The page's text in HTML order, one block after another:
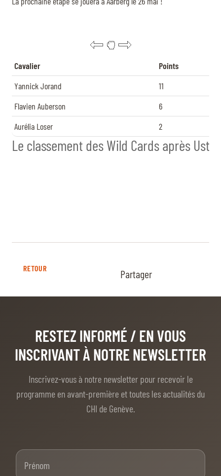
Le classement des Wild Cards après Uster
Cavalier
Points
Yannick Jorand
11
Flavien Auberson
6
Aurélia Loser
2
RETOUR Partager
RESTEZ INFORMÉ / EN VOUS
INSCRIVANT À NOTRE NEWSLETTER
Inscrivez-vous à notre newsletter pour recevoir le
programme en avant-première et toutes les actualités du
CHI de Genève.